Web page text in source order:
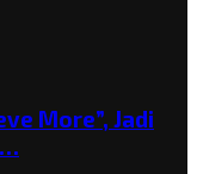
More”, Jadi